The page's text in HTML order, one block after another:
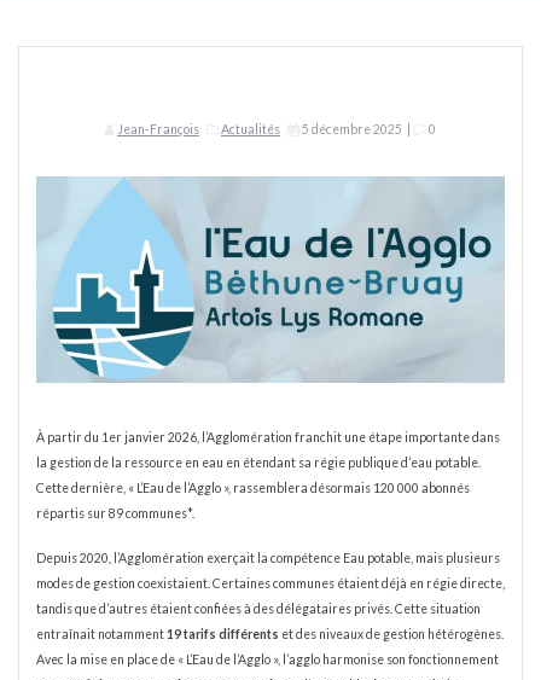
Jean-François Actualités 5 décembre 2025 0
À partir du 1er janvier 2026, l’Agglomération franchit une étape importante dans
la gestion de la ressource en eau en étendant sa régie publique d’eau potable.
Cette dernière, « L’Eau de l’Agglo », rassemblera désormais 120 000 abonnés
répartis sur 89 communes*.
Depuis 2020, l’Agglomération exerçait la compétence Eau potable, mais plusieurs
modes de gestion coexistaient. Certaines communes étaient déjà en régie directe,
tandis que d’autres étaient confiées à des délégataires privés. Cette situation
entraînait notamment19 tarifs différents et des niveaux de gestion hétérogènes.
Avec la mise en place de « L’Eau de l’Agglo », l’agglo harmonise son fonctionnement